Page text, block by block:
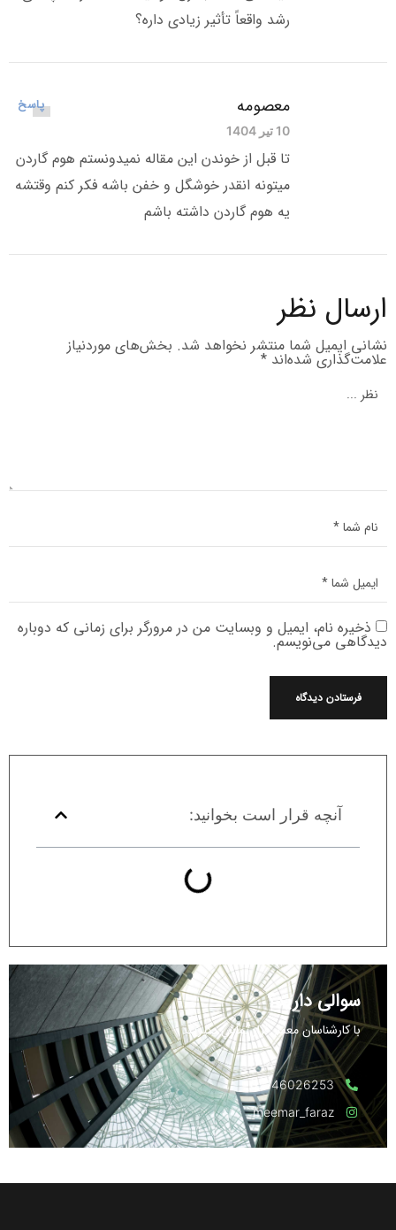
رشد واقعاً تأثیر زیادی داره؟
معصومه
10 تیر 1404
پاسخ
تا قبل از خوندن این مقاله نمیدونستم هوم گاردن
میتونه انقدر خوشگل و خفن باشه فکر کنم وقتشه
یه هوم گاردن داشته باشم
ارسال نظر
نشانی ایمیل شما منتشر نخواهد شد. بخش‌های موردنیاز
علامت‌گذاری شده‌اند *
ذخیره نام، ایمیل و وبسایت من در مرورگر برای زمانی که دوباره
دیدگاهی می‌نویسم.
آنچه قرار است بخوانید:
سوالی دارید؟
با کارشناسان معمار فراز تماس بگیرید:
02146026253
meemar_faraz